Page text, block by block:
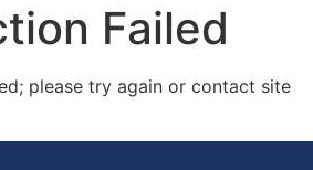
Failed
please try again or contact site